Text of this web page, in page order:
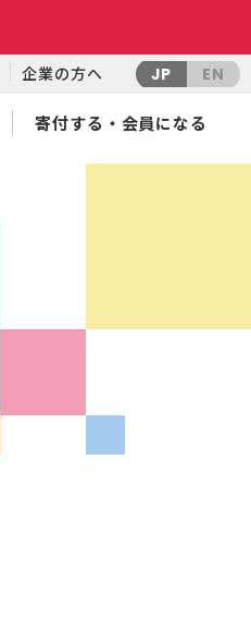
企業の方へ JP EN
寄付する・会員になる